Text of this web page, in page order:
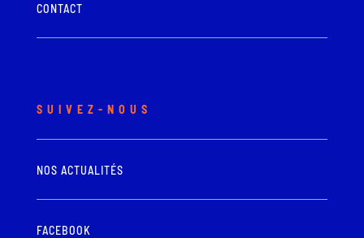
CONTACT
SUIVEZ-NOUS
NOS ACTUALITÉS
FACEBOOK